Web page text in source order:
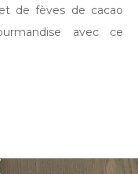
de fèves de cacao
avec ce